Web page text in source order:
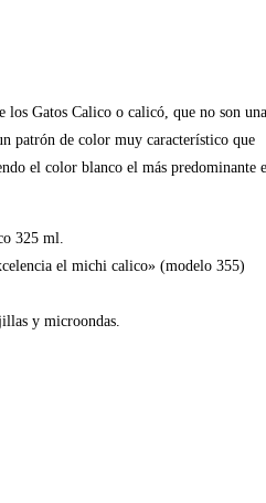
los Gatos Calico o calicó, que no son una
patrón de color muy característico que
el color blanco el más predominante
325 ml.
el michi calico» (modelo 355)
y microondas.